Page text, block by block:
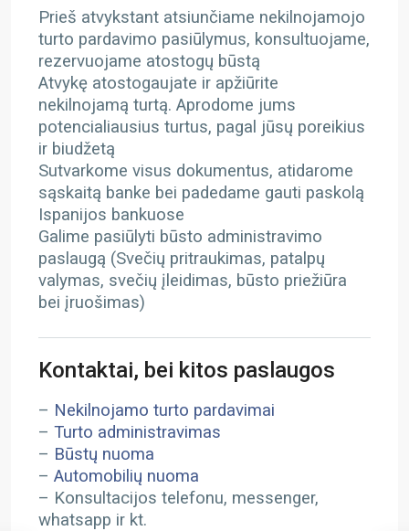
Prieš atvykstant atsiunčiame nekilnojamojo
turto pardavimo pasiūlymus, konsultuojame,
rezervuojame atostogų būstą
Atvykę atostogaujate ir apžiūrite
nekilnojamą turtą. Aprodome jums
potencialiausius turtus, pagal jūsų poreikius
ir biudžetą
Sutvarkome visus dokumentus, atidarome
sąskaitą banke bei padedame gauti paskolą
Ispanijos bankuose
Galime pasiūlyti būsto administravimo
paslaugą (Svečių pritraukimas, patalpų
valymas, svečių įleidimas, būsto priežiūra
bei įruošimas)
Kontaktai, bei kitos paslaugos
– Nekilnojamo turto pardavimai
– Turto administravimas
– Būstų nuoma
– Automobilių nuoma
– Konsultacijos telefonu, messenger,
whatsapp ir kt.